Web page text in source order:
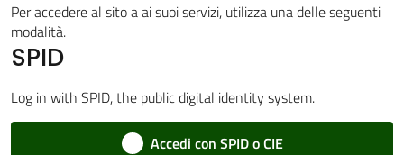
Vivere
Galliera
Per accedere al sito a ai suoi servizi, utilizza una delle seguenti
modalità.
SPID
Log in with SPID, the public digital identity system.
Accedi con SPID o CIE